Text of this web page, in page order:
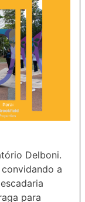
Delboni.
convidando a
para